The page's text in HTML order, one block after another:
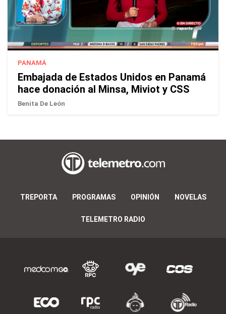
PANAMÁ
Embajada de Estados Unidos en Panamá
hace donación al Minsa, Miviot y CSS
Benita De León
TREPORTA PROGRAMAS OPINIÓN NOVELAS
TELEMETRO RADIO